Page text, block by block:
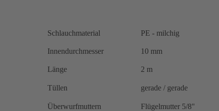
Schlauchmaterial PE - milchig
Innendurchmesser 10 mm
Länge 2 m
Tüllen gerade / gerade
Überwurfmuttern Flügelmutter 5/8"